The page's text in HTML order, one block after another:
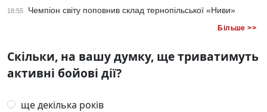
18:55 Чемпіон світу поповнив склад тернопільської «Ниви»
Більше >>
Скільки, на вашу думку, ще триватимуть
активні бойові дії?
ще декілька років